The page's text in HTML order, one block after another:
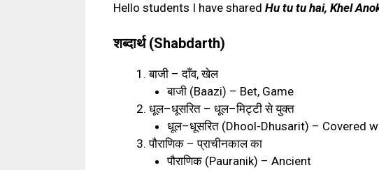
Hello students I have shared Hu tu tu hai, Khel
शब्दार्थ (Shabdarth)
बाजी –दाँव,खेल
बाजी(Baazi) – Bet, Game
धूल–धूसरित – धूल–मिट्टी से युक्त
धूल–धूसरित(Dhool-Dhusarit) – Covered
पौराणिक –प्राचीनकाल का
पौराणिक(Pauranik) – Ancient